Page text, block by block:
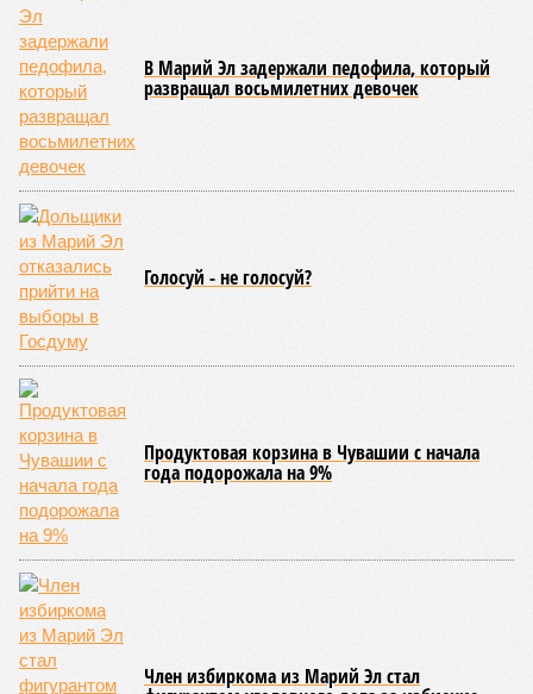
Руководитель Управления Роспотребнадзора по Чувашской
Республике Татьяна Гермонова принимала участие в заседании
Межведомственной комиссии, занимающейся вопросами
организации детского отдыха и оздоровления в регионе. В
рамках встречи участники рассматривали текущее состояние
летней оздоровительной кампании 2026 года и промежуточные
итоги её проведения.
Управлением Роспотребнадзора по Республике Татарстан
были обобщены
мероприятий в детских оздоровительных лагерях. В
нынешнем сезоне функционирует 299 таких учреждений,
причём 14 из них относятся к загородному типу. Сотрудники
ведомства осуществили 105 выездных проверок и
профилактических визитов, что позволило охватить
проверочными действиями значительную долю лагерей. По
итогам проведённых мероприятий различные нарушения
были зафиксированы в 33 учреждениях. В адрес
администраций этих объектов были вынесены
предписания, обязывающие устранить выявленные
недостатки.
Среди наиболее часто встречающихся нарушений
оказались следующие: ненадлежащее содержание
территории и несоблюдение санитарно-гигиенических норм